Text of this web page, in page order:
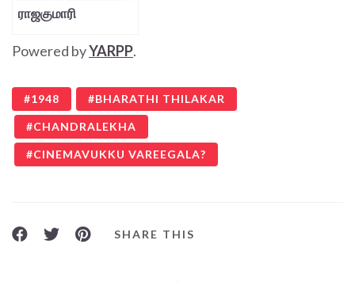
ராஜகுமாரி
Powered byYARPP.
1948 BHARATHI THILAKAR
CHANDRALEKHA
CINEMAVUKKU VAREEGALA?
SHARE THIS